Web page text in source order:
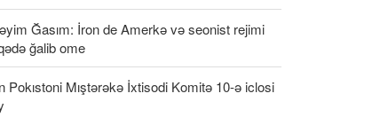
Ğasım: İron de Amerkə və seonist rejimi
ğalib ome
Pokıstoni Mıştərəkə İxtisodi Komitə 10-ə iclosi